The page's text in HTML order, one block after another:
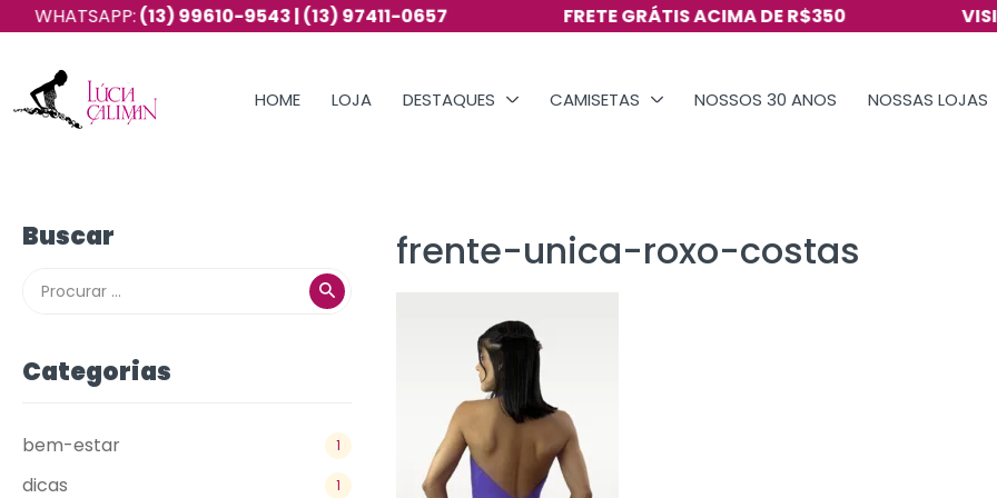
(13) 99610-9543 | (13) 97411-0657 FRETE GRÁTIS ACIMA DE R$350 VISITE
HOME LOJA DESTAQUES CAMISETAS NOSSOS 30 ANOS NOSSAS LOJAS
Buscar
Categorias
bem-estar 1
dicas 1
frente-unica-roxo-costas